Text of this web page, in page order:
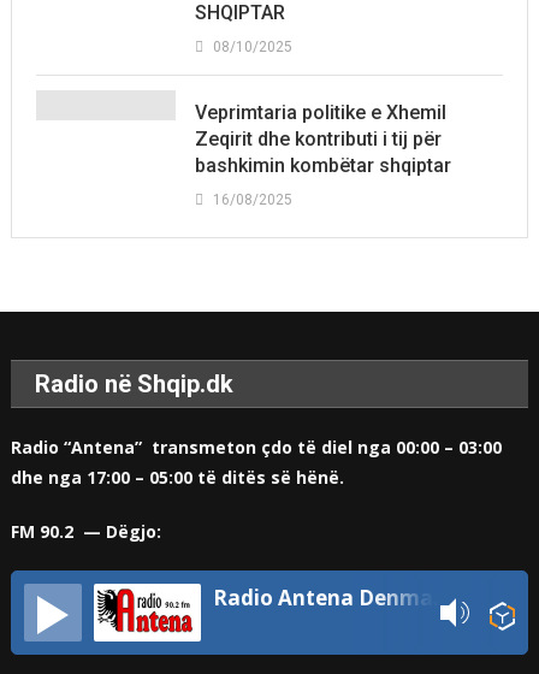
SHQIPTAR
08/10/2025
Veprimtaria politike e Xhemil
Zeqirit dhe kontributi i tij për
bashkimin kombëtar shqiptar
16/08/2025
Radio në Shqip.dk
Radio “Antena” transmeton çdo të diel nga 00:00 – 03:00
dhe nga 17:00 – 05:00 të ditës së hënë.
FM 90.2 — Dëgjo:
Radio Antena Denmark